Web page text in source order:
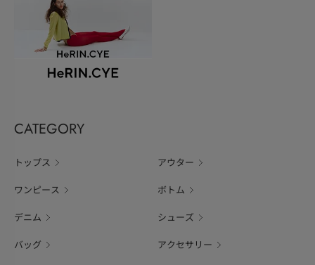
CATEGORY
トップス アウター
ワンピース ボトム
デニム シューズ
バッグ アクセサリー